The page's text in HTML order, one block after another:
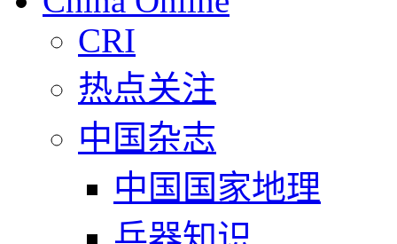
CRI
热点关注
中国杂志
中国国家地理